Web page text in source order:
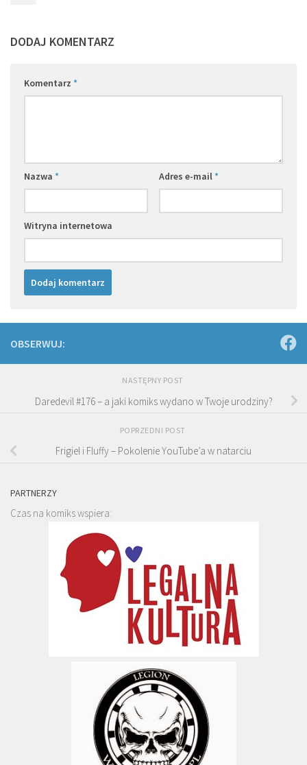
DODAJ KOMENTARZ
Komentarz *
Nazwa * Adres e-mail*
Witryna internetowa
OBSERWUJ:
NASTĘPNY POST
Daredevil #176 – a jaki komiks wydano w Twoje urodziny?
POPRZEDNI POST
Frigiel i Fluffy – Pokolenie YouTube’a w natarciu
PARTNERZY
Czas na komiks wspiera: